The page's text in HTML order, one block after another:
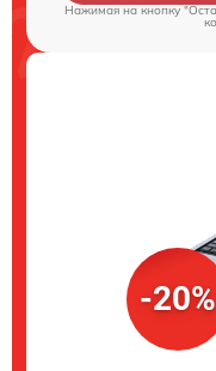
Нажимая на кнопку
-20%